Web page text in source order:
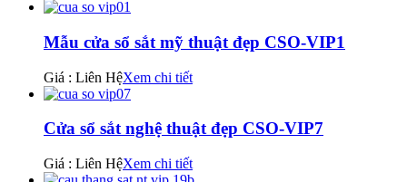
Mẫu cửa sổ sắt mỹ thuật đẹp CSO-VIP1
Giá : Liên HệXem chi tiết
Cửa sổ sắt nghệ thuật đẹp CSO-VIP7
Giá : Liên HệXem chi tiết